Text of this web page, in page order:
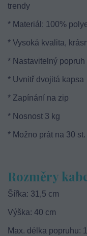
trendy
* Materiál: 100%
* Vysoká kvalita,
* Nastavitelný popruh
* Uvnitř dvojitá kapsa
* Zapínání na zip
* Nosnost 3 kg
* Možno prát na 30
Rozměry
Šířka: 31,5 cm
Výška: 40 cm
Max. délka popruhu: